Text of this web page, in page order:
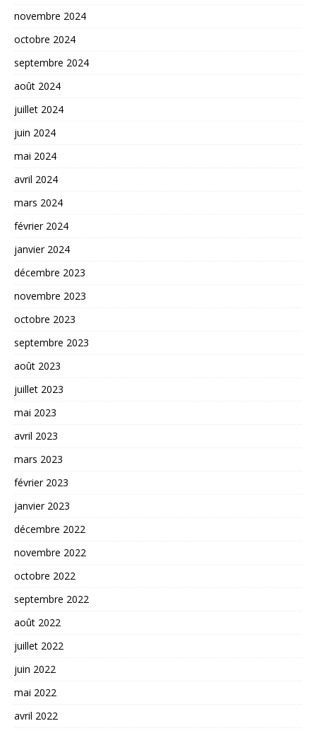
novembre 2024
octobre 2024
septembre 2024
août 2024
juillet 2024
juin 2024
mai 2024
avril 2024
mars 2024
février 2024
janvier 2024
décembre 2023
novembre 2023
octobre 2023
septembre 2023
août 2023
juillet 2023
mai 2023
avril 2023
mars 2023
février 2023
janvier 2023
décembre 2022
novembre 2022
octobre 2022
septembre 2022
août 2022
juillet 2022
juin 2022
mai 2022
avril 2022